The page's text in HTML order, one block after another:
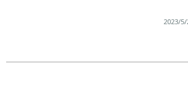
2‏/